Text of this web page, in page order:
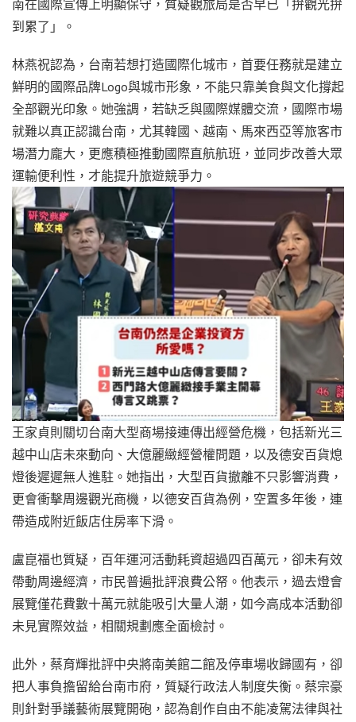
南在國際宣傳上明顯保守，質疑觀旅局是否早已「拚觀光拚
到累了」。
林燕祝認為，台南若想打造國際化城市，首要任務就是建立
鮮明的國際品牌Logo與城市形象，不能只靠美食與文化撐起
全部觀光印象。她強調，若缺乏與國際媒體交流，國際市場
就難以真正認識台南，尤其韓國、越南、馬來西亞等旅客市
場潛力龐大，更應積極推動國際直航航班，並同步改善大眾
運輸便利性，才能提升旅遊競爭力。
王家貞則關切台南大型商場接連傳出經營危機，包括新光三
越中山店未來動向、大億麗緻經營權問題，以及德安百貨熄
燈後遲遲無人進駐。她指出，大型百貨撤離不只影響消費，
更會衝擊周邊觀光商機，以德安百貨為例，空置多年後，連
帶造成附近飯店住房率下滑。
盧崑福也質疑，百年運河活動耗資超過四百萬元，卻未有效
帶動周邊經濟，市民普遍批評浪費公帑。他表示，過去燈會
展覽僅花費數十萬元就能吸引大量人潮，如今高成本活動卻
未見實際效益，相關規劃應全面檢討。
此外，蔡育輝批評中央將南美館二館及停車場收歸國有，卻
把人事負擔留給台南市府，質疑行政法人制度失衡。蔡宗豪
則針對爭議藝術展覽開砲，認為創作自由不能凌駕法律與社